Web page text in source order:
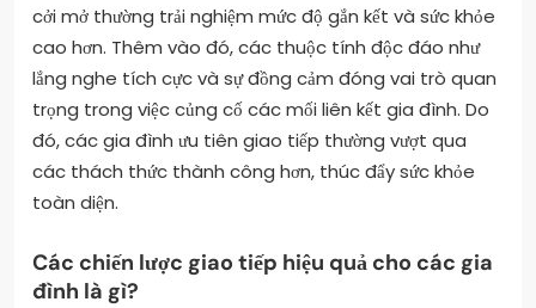
cởi mở thường trải nghiệm mức độ gắn kết và sức khỏe
cao hơn. Thêm vào đó, các thuộc tính độc đáo như
lắng nghe tích cực và sự đồng cảm đóng vai trò quan
trọng trong việc củng cố các mối liên kết gia đình. Do
đó, các gia đình ưu tiên giao tiếp thường vượt qua
các thách thức thành công hơn, thúc đẩy sức khỏe
toàn diện.
Các chiến lược giao tiếp hiệu quả cho các gia
đình là gì?